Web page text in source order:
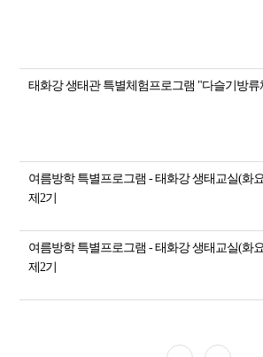
태화강 생태관 특별체험프로그램 "다슬기방류
여름방학 특별프로그램 - 태화강 생태교실(화
제2기
여름방학 특별프로그램 - 태화강 생태교실(화
제2기